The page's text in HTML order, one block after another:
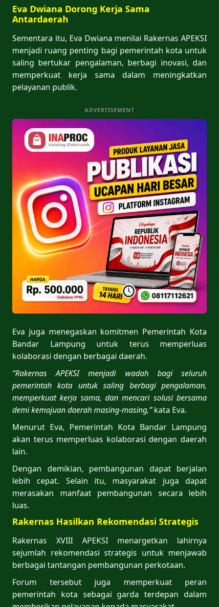
Eva Dwiana Dorong Kerja Sama
Antardaerah
Sementara itu, Eva Dwiana menilai Rakernas APEKSI
menjadi ruang penting bagi pemerintah kota untuk
saling bertukar pengalaman, berbagi inovasi, dan
memperkuat kerja sama dalam meningkatkan
pelayanan publik.
ADVERTISEMENT
Eva juga menegaskan komitmen Pemerintah Kota
Bandar Lampung untuk terus memperluas
kolaborasi dengan berbagai daerah.
“Rakernas APEKSI menjadi wadah bagi seluruh
pemerintah kota untuk saling berbagi pengalaman,
memperkuat kerja sama, dan mencari solusi bersama
demi kemajuan daerah masing-masing,”kata Eva.
Menurut Eva, Pemerintah Kota Bandar Lampung
akan terus memperluas kolaborasi dengan daerah
lain.
Dengan demikian, pembangunan dapat berjalan
lebih cepat. Selain itu, masyarakat juga dapat
merasakan manfaat pembangunan secara lebih
luas.
Rakernas Hasilkan Rekomendasi Strategis
Rakernas XVIII APEKSI menargetkan lahirnya
sejumlah rekomendasi strategis untuk menjawab
berbagai tantangan pembangunan perkotaan.
Forum tersebut juga memperkuat peran
pemerintah kota sebagai garda terdepan dalam